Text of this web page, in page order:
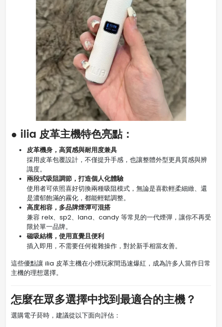
● ilia 皮革主機特色亮點：
皮革機身，高質感與耐用度兼具
採用皮革包覆設計，不僅提升手感，也讓整體外型更具質感與辨
識度。
兩段式吸阻調節，打造個人化體驗
使用者可依照喜好切換兩種吸阻模式，無論是喜歡輕柔細緻、還
是濃郁飽滿的霧化，都能輕鬆調整。
高度相容，多品牌煙彈可混搭
兼容 relx、sp2、lana、candy 等常見的一代煙彈，讓你不再受
限於單一品牌。
磁吸結構，使用直覺且便利
插入即用，不需要任何複雜操作，對於新手相當友善。
這些優點讓 ilia 皮革主機在小煙玩家間迅速爆紅，成為許多人當作日常
主機的理想選擇。
怎麼在眾多選擇中找到最適合的主機？
選購電子菸時，建議從以下面向評估：